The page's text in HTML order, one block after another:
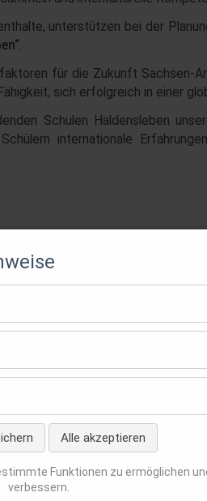
unterstützen bei der
.
für die Zukunft Sachsen-
sich erfolgreich in einer
Schulen Haldensleben
internationale
Alle akzeptieren
Funktionen zu ermöglichen
verbessern.